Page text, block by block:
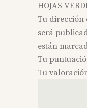
HOJAS
Tu dirección
será
están
Tu
Tu